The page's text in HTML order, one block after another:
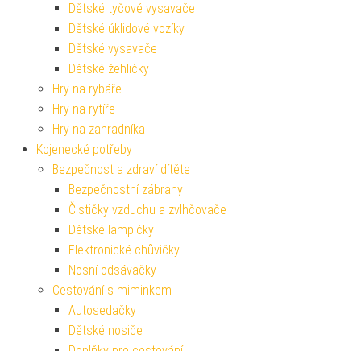
Dětské tyčové vysavače
Dětské úklidové vozíky
Dětské vysavače
Dětské žehličky
Hry na rybáře
Hry na rytíře
Hry na zahradníka
Kojenecké potřeby
Bezpečnost a zdraví dítěte
Bezpečnostní zábrany
Čističky vzduchu a zvlhčovače
Dětské lampičky
Elektronické chůvičky
Nosní odsávačky
Cestování s miminkem
Autosedačky
Dětské nosiče